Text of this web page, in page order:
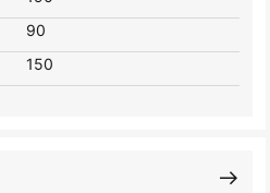
90
150